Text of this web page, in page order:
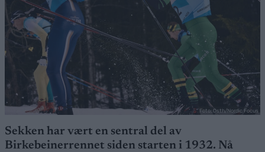
Foto: Osth/Nordic Focus
Sekken har vært en sentral del av
Birkebeinerrennet siden starten i 1932. Nå